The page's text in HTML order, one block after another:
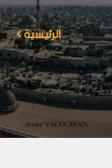
الرئيسية